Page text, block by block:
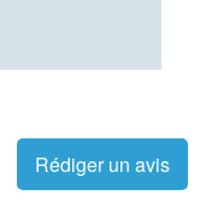
Rédiger un avis